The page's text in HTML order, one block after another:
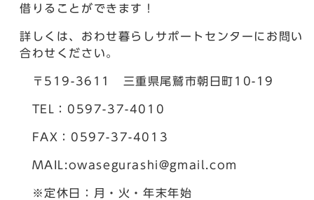
借りることができます！
詳しくは、おわせ暮らしサポートセンターにお問い
合わせください。
〒519-3611 三重県尾鷲市朝日町10-19
TEL：0597-37-4010
FAX：0597-37-4013
MAIL:owasegurashi@gmail.com
※定休日：月・火・年末年始